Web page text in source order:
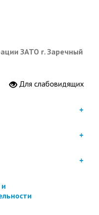
ЗАТО г. Заречный
Для слабовидящих